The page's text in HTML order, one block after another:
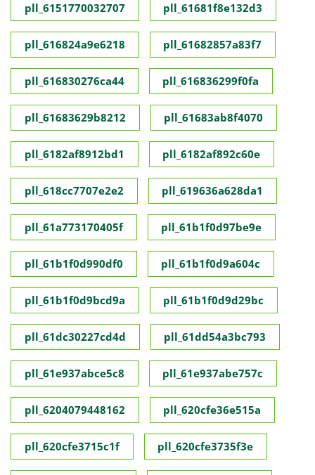
pll_6151770032707 pll_61681f8e132d3
pll_616824a9e6218 pll_61682857a83f7
pll_616830276ca44 pll_616836299f0fa
pll_61683629b8212 pll_61683ab8f4070
pll_6182af8912bd1 pll_6182af892c60e
pll_618cc7707e2e2 pll_619636a628da1
pll_61a773170405f pll_61b1f0d97be9e
pll_61b1f0d990df0 pll_61b1f0d9a604c
pll_61b1f0d9bcd9a pll_61b1f0d9d29bc
pll_61dc30227cd4d pll_61dd54a3bc793
pll_61e937abce5c8 pll_61e937abe757c
pll_6204079448162 pll_620cfe36e515a
pll_620cfe3715c1f pll_620cfe3735f3e